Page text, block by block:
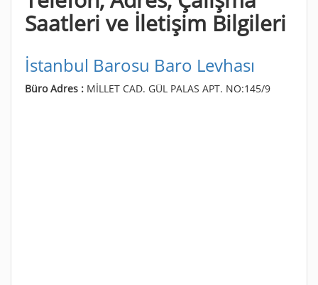
Saatleri ve İletişim Bilgileri
İstanbul Barosu Baro Levhası
Büro Adres : MİLLET CAD. GÜL PALAS APT. NO:145/9